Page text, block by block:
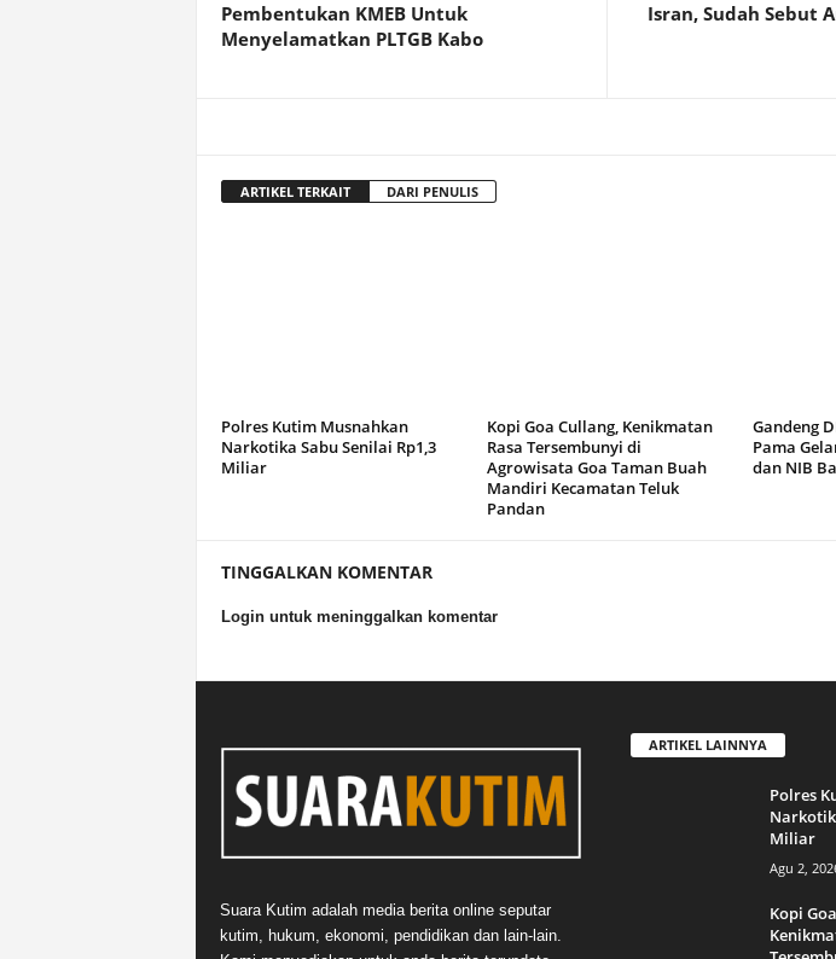
Pembentukan KMEB Untuk
Menyelamatkan PLTGB Kabo
Isran, Sudah Sebut
ARTIKEL TERKAIT DARI PENULIS
Polres Kutim Musnahkan
Narkotika Sabu Senilai Rp1,3
Miliar
Kopi Goa Cullang, Kenikmatan
Rasa Tersembunyi di
Agrowisata Goa Taman Buah
Mandiri Kecamatan Teluk
Pandan
Gandeng
Pama
dan NIB
TINGGALKAN KOMENTAR
Login untuk meninggalkan komentar
Suara Kutim adalah media berita online seputar
kutim, hukum, ekonomi, pendidikan dan lain-lain.
ARTIKEL LAINNYA
Polres
Miliar
Agu 2,
Kopi